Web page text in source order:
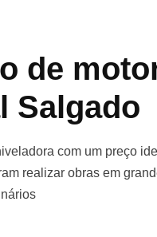
de
Salgado
com um preço
realizar obras em